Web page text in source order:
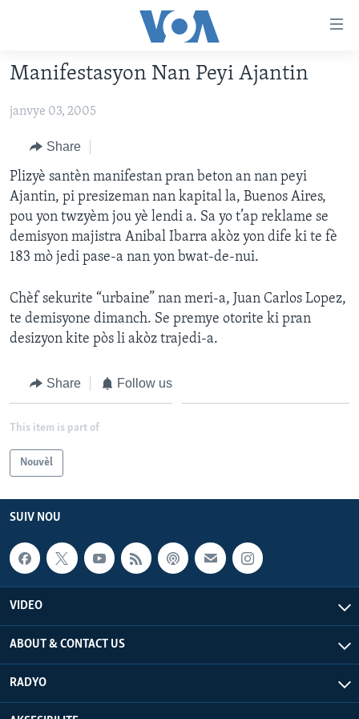
Skip
to
main
content
main
Navigation
Skip
to
Search
LÈZETAZINI
AMERIK LATIN
ENTÈNASYONAL
VIDEO
FLASHPOINT IKRÈN
SUIV NOU
Languages
Manifestasyon Nan Peyi Ajantin
janvye 03, 2005
Share
Plizyè santèn manifestan pran beton an nan peyi
Ajantin, pi presizeman nan kapital la, Buenos Aires,
pou yon twzyèm jou yè lendi a. Sa yo t’ap reklame se
demisyon majistra Anibal Ibarra akòz yon dife ki te fè
183 mò jedi pase-a nan yon bwat-de-nui.
Chèf sekurite “urbaine” nan meri-a, Juan Carlos Lopez,
te demisyone dimanch. Se premye otorite ki pran
desizyon kite pòs li akòz trajedi-a.
Share Follow us
This item is part of
Nouvèl
SUIV NOU
VIDEO
ABOUT & CONTACT US
RADYO